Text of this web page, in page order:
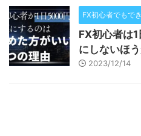
FX初心者でもで
FX初心者は
にしないほ
2023/12/14